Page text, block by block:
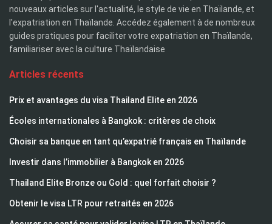
nouveaux articles sur l'actualité, le style de vie en Thaïlande, et
l'expatriation en Thaïlande. Accédez également à de nombreux
guides pratiques pour faciliter votre expatriation en Thaïlande,
familiariser avec la culture Thaïlandaise
Articles récents
Prix et avantages du visa Thailand Elite en 2026
Écoles internationales à Bangkok : critères de choix
Choisir sa banque en tant qu’expatrié français en Thaïlande
Investir dans l’immobilier à Bangkok en 2026
Thailand Elite Bronze ou Gold : quel forfait choisir ?
Obtenir le visa LTR pour retraités en 2026